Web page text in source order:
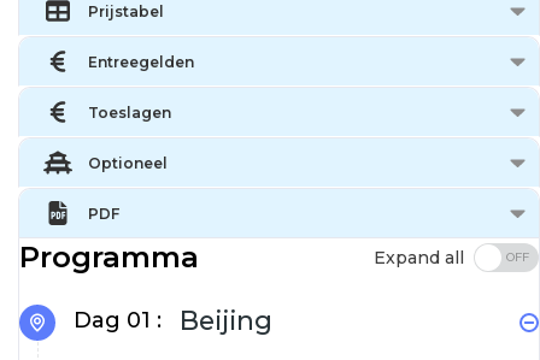
Prijstabel
Entreegelden
Toeslagen
Optioneel
PDF
Programma Expand all
Dag 01 : Beijing